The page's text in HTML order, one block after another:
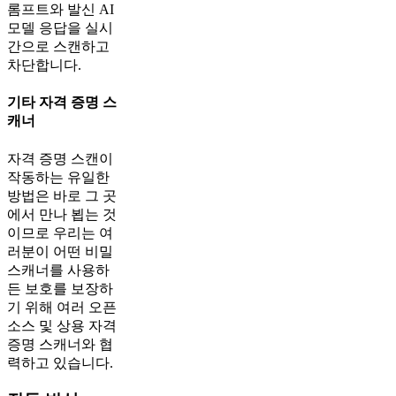
롬프트와 발신 AI
모델 응답을 실시
간으로 스캔하고
차단합니다.
기타 자격 증명 스
캐너
자격 증명 스캔이
작동하는 유일한
방법은 바로 그 곳
에서 만나 뵙는 것
이므로 우리는 여
러분이 어떤 비밀
스캐너를 사용하
든 보호를 보장하
기 위해 여러 오픈
소스 및 상용 자격
증명 스캐너와 협
력하고 있습니다.